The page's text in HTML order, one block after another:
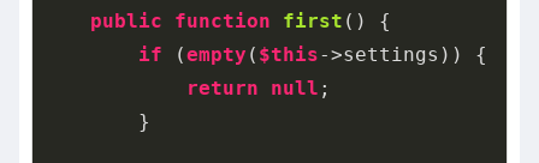
public
function first ()
{
if (empty ( $this->settings)) {
return
null ;
        }